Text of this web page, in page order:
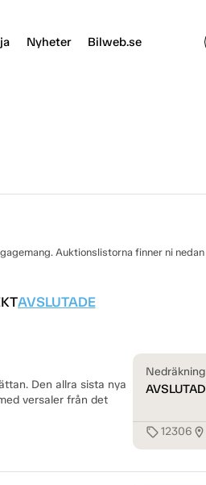
Nyheter Bilweb.se
Auktionslistorna finner ni nedan
AVSLUTADE
Den allra sista nya
versaler från det
Nedräkning
AVSLUTAD
sell12306 location_on